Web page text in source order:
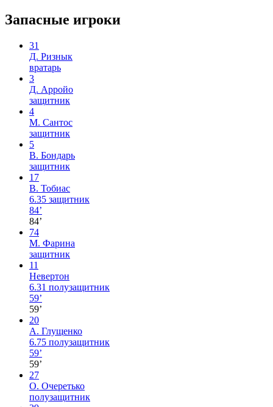
Запасные игроки
31
Д. Ризнык
вратарь
3
Д. Арройо
защитник
4
М. Сантос
защитник
5
В. Бондарь
защитник
17
В. Тобиас
6.35 защитник
84’
84’
74
М. Фарина
защитник
11
Невертон
6.31 полузащитник
59’
59’
20
А. Глущенко
6.75 полузащитник
59’
59’
27
О. Очеретько
полузащитник